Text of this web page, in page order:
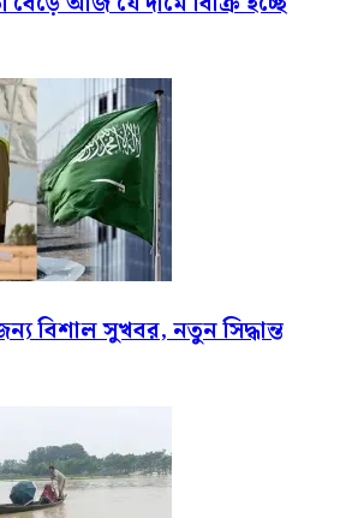
বিশাল সুখবর, নতুন সিদ্ধান্ত